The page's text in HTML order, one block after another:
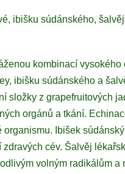
ibišku súdánského,
kombinací vysokého
ibišku súdánského a
složky z grapefruitových
orgánů a tkání.
Ibišek
cév. Šalvěj
volným radikálům a